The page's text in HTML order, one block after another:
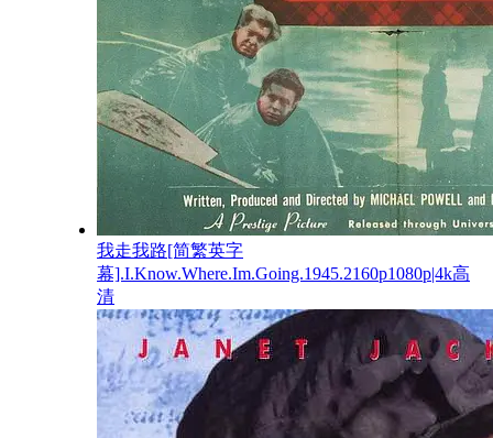
我走我路[简繁英字
幕].I.Know.Where.Im.Going.1945.2160p1080p|4k高
清